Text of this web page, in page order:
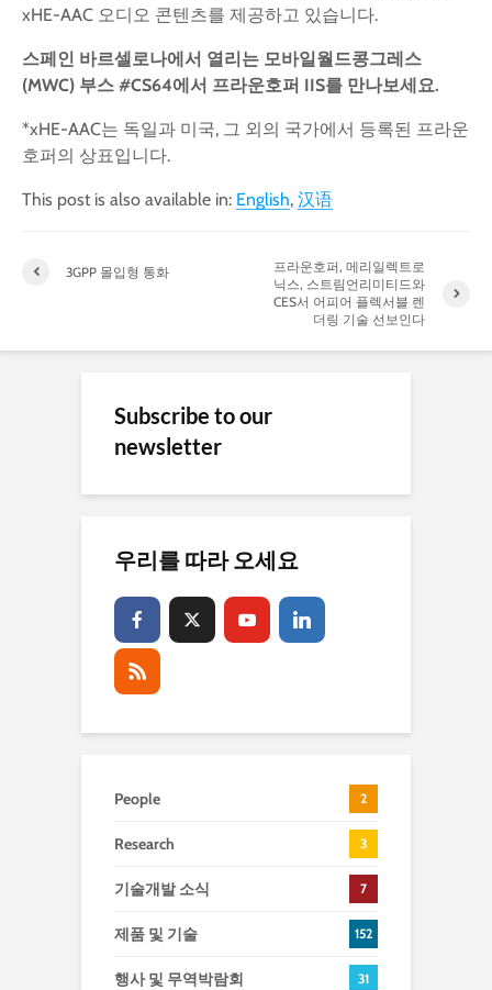
xHE-AAC 오디오 콘텐츠를 제공하고 있습니다.
스페인 바르셀로나에서 열리는 모바일월드콩그레스
(MWC) 부스 #CS64에서 프라운호퍼 IIS를 만나보세요.
*xHE-AAC는 독일과 미국, 그 외의 국가에서 등록된 프라운
호퍼의 상표입니다.
This post is also available in: English 汉语
3GPP 몰입형 통화
프라운호퍼, 메리일렉트로
닉스, 스트림언리미티드와
CES서 어피어 플렉서블 렌
더링 기술 선보인다
Subscribe to our
newsletter
우리를 따라 오세요
People 2
Research 3
기술개발 소식 7
제품 및 기술 152
행사 및 무역박람회 31